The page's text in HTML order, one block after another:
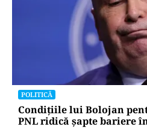
POLITICĂ
Condițiile lui Bolojan
PNL ridică șapte bariere